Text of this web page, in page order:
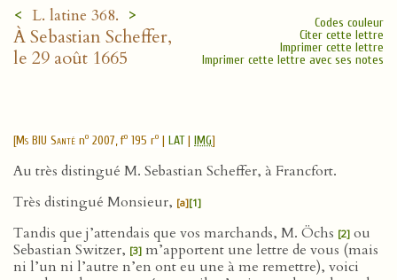
< L. latine 368. >
À Sebastian Scheffer,
le 29 août 1665
Codes couleur
Citer cette lettre
Imprimer cette lettre
Imprimer cette lettre avec ses notes
[Ms BIU Santé no 2007, fo 195 ro | LAT| IMG]
Au très distingué M. Sebastian Scheffer, à Francfort.
Très distingué Monsieur, [a][1]
Tandis que j’attendais que vos marchands, M. Öchs [2] ou
Sebastian Switzer, [3] m’apportent une lettre de vous (mais
ni l’un ni l’autre n’en ont eu une à me remettre), voici